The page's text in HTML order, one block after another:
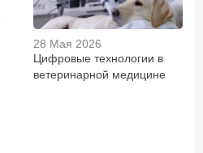
28 Мая 2026
Цифровые технологии в
ветеринарной медицине